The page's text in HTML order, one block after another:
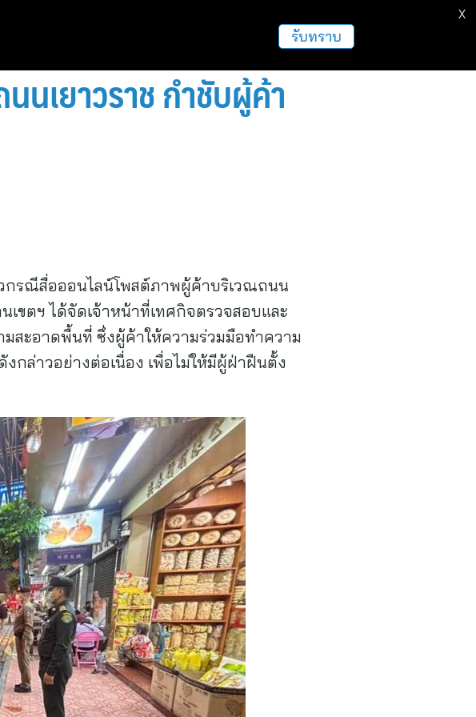
ฝากข่าวประชาสัมพันธ์
นเยาวราช กำชับผู้ค้า
กรณีสื่อออนไลน์โพสต์ภาพผู้ค้าบริเวณถนน
ขตฯ ได้จัดเจ้าหน้าที่เทศกิจตรวจสอบและ
สะอาดพื้นที่ ซึ่งผู้ค้าให้ความร่วมมือทำความ
กล่าวอย่างต่อเนื่อง เพื่อไม่ให้มีผู้ฝ่าฝืนตั้ง
รับทราบ
X